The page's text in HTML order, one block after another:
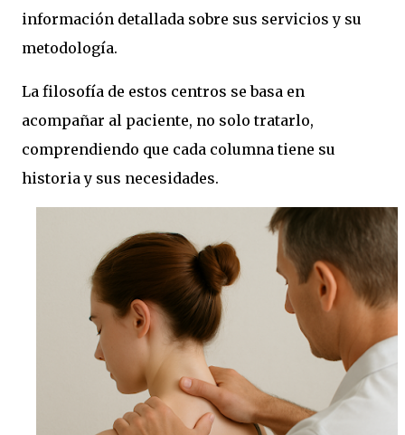
información detallada sobre sus servicios y su
metodología.
La filosofía de estos centros se basa en
acompañar al paciente, no solo tratarlo,
comprendiendo que cada columna tiene su
historia y sus necesidades.